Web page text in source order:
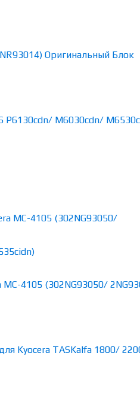
Оригинальный Блок
4105 (302NG93050/